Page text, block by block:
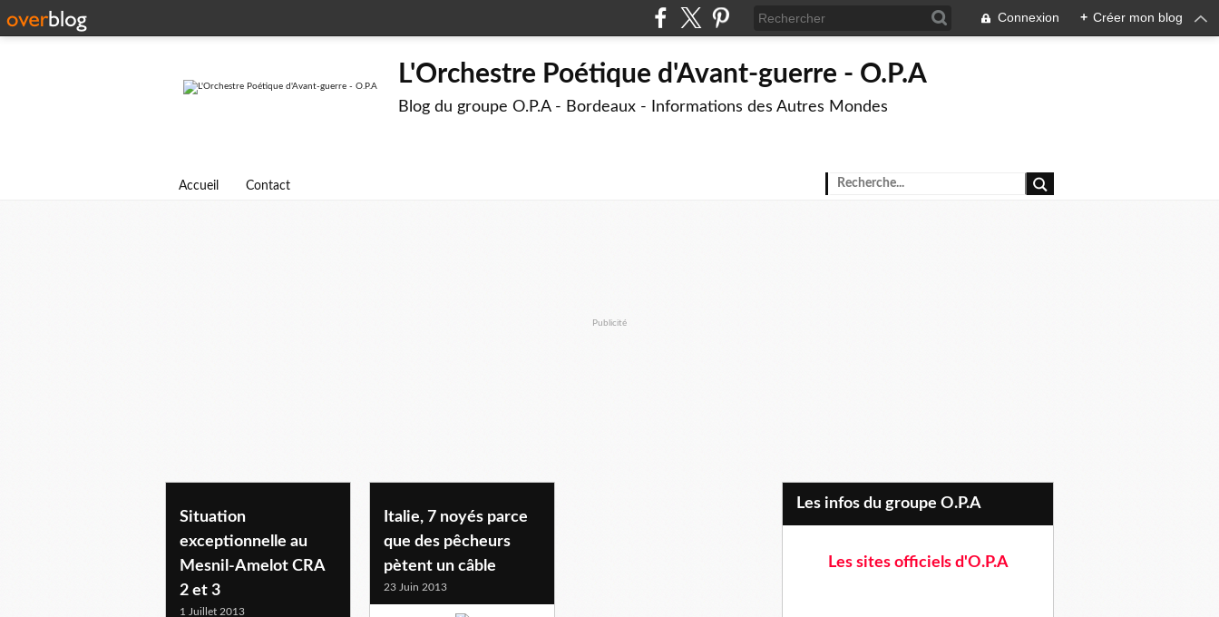
Connexion + Créer mon blog
L'Orchestre Poétique d'Avant-guerre - O.P.A
Blog du groupe O.P.A - Bordeaux - Informations des Autres Mondes
Accueil Contact
Publicité
migrant-e-s
Situation
exceptionnelle au
Mesnil-Amelot CRA
2 et 3
1 Juillet 2013
Italie, 7 noyés parce
que des pêcheurs
pètent un câble
23 Juin 2013
Les infos du groupe O.P.A
Les sites officiels d'O.P.A